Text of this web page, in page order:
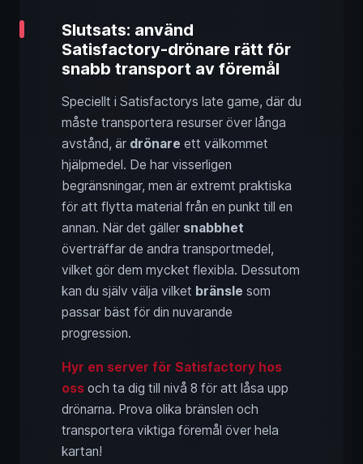
Slutsats: använd
Satisfactory-drönare rätt för
snabb transport av föremål
Speciellt i Satisfactorys late game, där du
måste transportera resurser över långa
avstånd, är drönare ett välkommet
hjälpmedel. De har visserligen
begränsningar, men är extremt praktiska
för att flytta material från en punkt till en
annan. När det gäller snabbhet
överträffar de andra transportmedel,
vilket gör dem mycket flexibla. Dessutom
kan du själv välja vilket bränsle som
passar bäst för din nuvarande
progression.
Hyr en server för Satisfactory hos
oss och ta dig till nivå 8 för att låsa upp
drönarna. Prova olika bränslen och
transportera viktiga föremål över hela
kartan!